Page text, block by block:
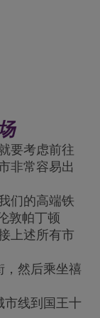
要考虑前往
非常容易出
们的高端铁
敦帕丁顿
上述所有市
，然后乘坐禧
市线到国王十